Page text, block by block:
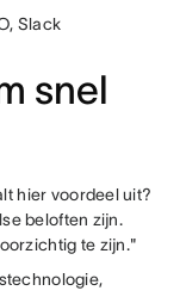
Slack
snel
hier voordeel uit?
beloften zijn.
te zijn."